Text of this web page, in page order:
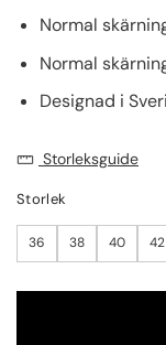
Normal
Normal
Designad i
Storleksguide
Storlek
36 38 40 42